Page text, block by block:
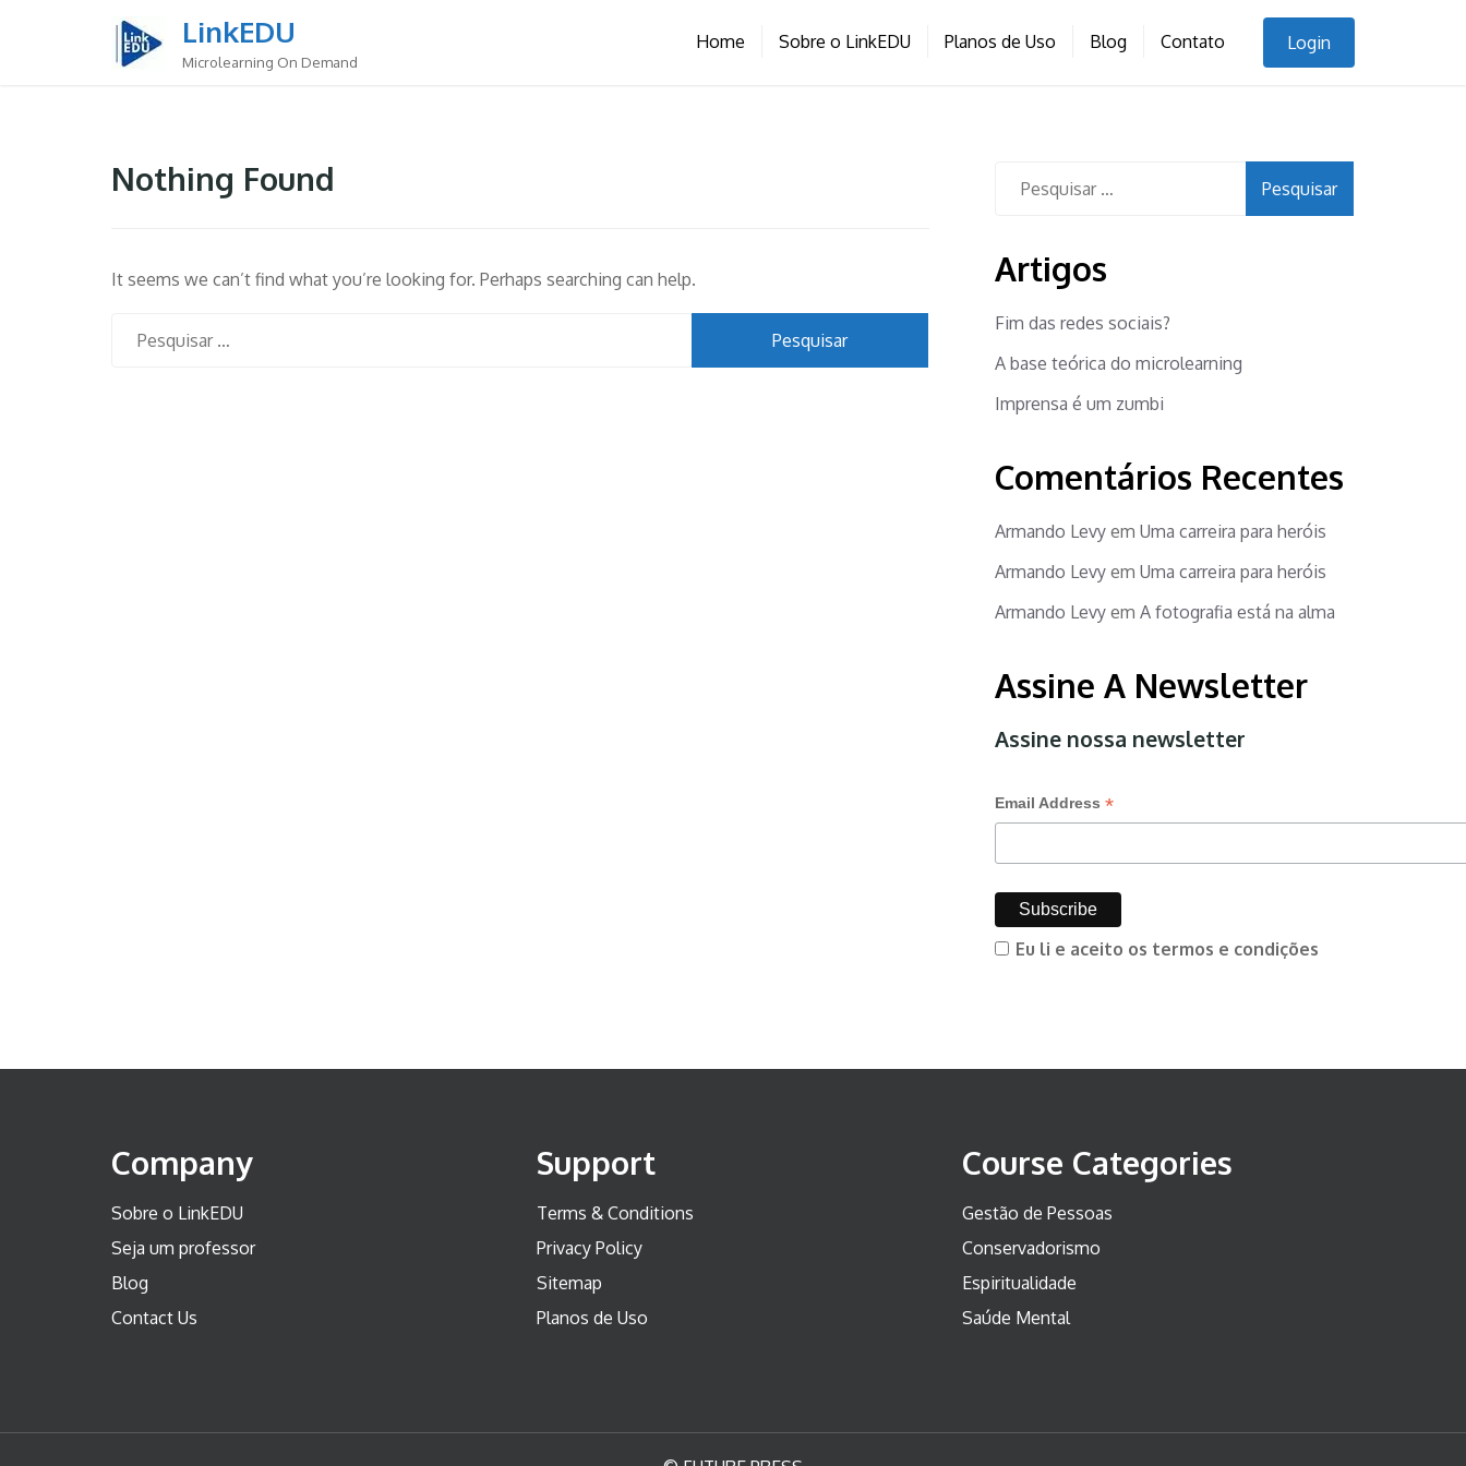
LinkEDU
Microlearning On Demand
Home Sobre o LinkEDU Planos de Uso Blog Contato Login
Nothing Found
It seems we can’t find what you’re looking for. Perhaps searching can help.
por:
por:
Artigos
Fim das redes sociais?
A base teórica do microlearning
Imprensa é um zumbi
Comentários Recentes
Armando Levy em Uma carreira para heróis
Armando Levy em Uma carreira para heróis
Armando Levy em A fotografia está na alma
Assine A Newsletter
Assine nossa newsletter
Email Address *
Eu li e aceito os termos e condições
Company
Sobre o LinkEDU
Seja um professor
Blog
Contact Us
Support
Terms & Conditions
Privacy Policy
Sitemap
Planos de Uso
Course Categories
Gestão de Pessoas
Conservadorismo
Espiritualidade
Saúde Mental